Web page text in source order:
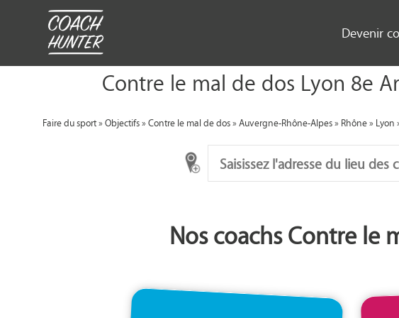
Devenir
Contre le mal de dos Lyon 8e
Faire du sport»Objectifs»Contre le mal de dos»Auvergne-Rhône-Alpes»Rhône»Lyon
Nos coachs Contre le